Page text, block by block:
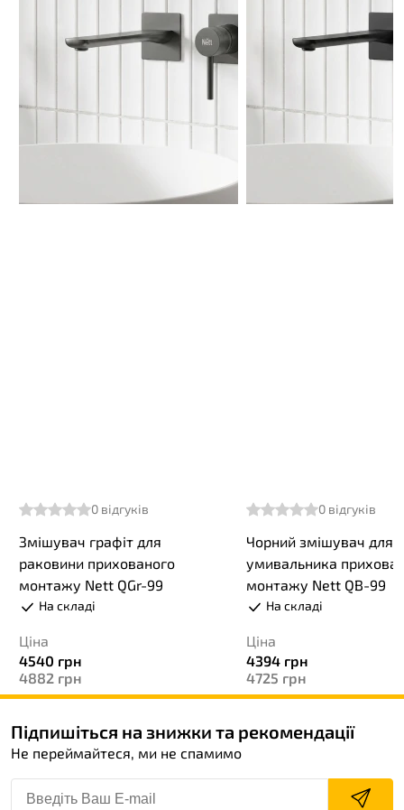
0 відгуків
Змішувач графіт для
раковини прихованого
монтажу Nett QGr-99
На складі
Ціна
4540 грн
4882 грн
0 відгуків
Чорний змішувач для
умивальника
монтажу Nett QB-99
На складі
Ціна
4394 грн
4725 грн
Підпишіться на знижки та рекомендації
Не переймайтеся, ми не спамимо